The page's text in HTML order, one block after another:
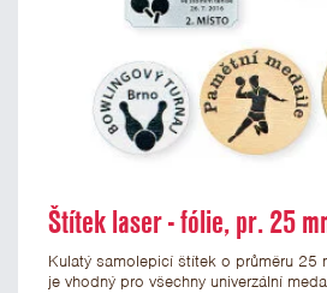
Štítek laser - fólie, pr. 25
Kulatý samolepicí štítek o průměru 25
je vhodný pro všechny univerzální